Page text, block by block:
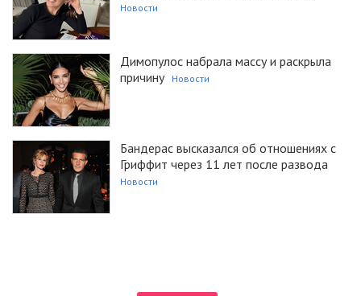
Новости
Димопулос набрала массу и раскрыла
причину
Новости
Бандерас высказался об отношениях с
Гриффит через 11 лет после развода
Новости